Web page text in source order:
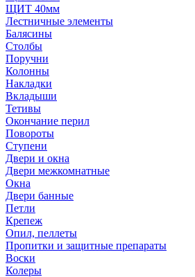
ЩИТ 40мм
Лестничные элементы
Балясины
Столбы
Поручни
Колонны
Накладки
Вкладыши
Тетивы
Окончание перил
Повороты
Ступени
Двери и окна
Двери межкомнатные
Окна
Двери банные
Петли
Крепеж
Опил, пеллеты
Пропитки и защитные препараты
Воски
Колеры